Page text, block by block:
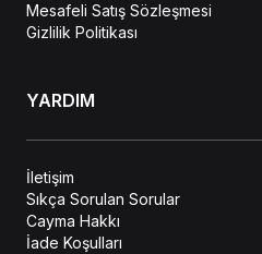
Mesafeli Satış Sözleşmesi
Gizlilik Politikası
YARDIM
İletişim
Sıkça Sorulan Sorular
Cayma Hakkı
İade Koşulları